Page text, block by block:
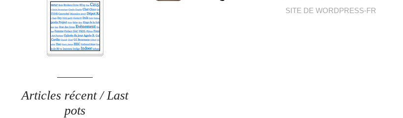
SITE DE WORDPRESS-FR
Articles récent / Last
pots